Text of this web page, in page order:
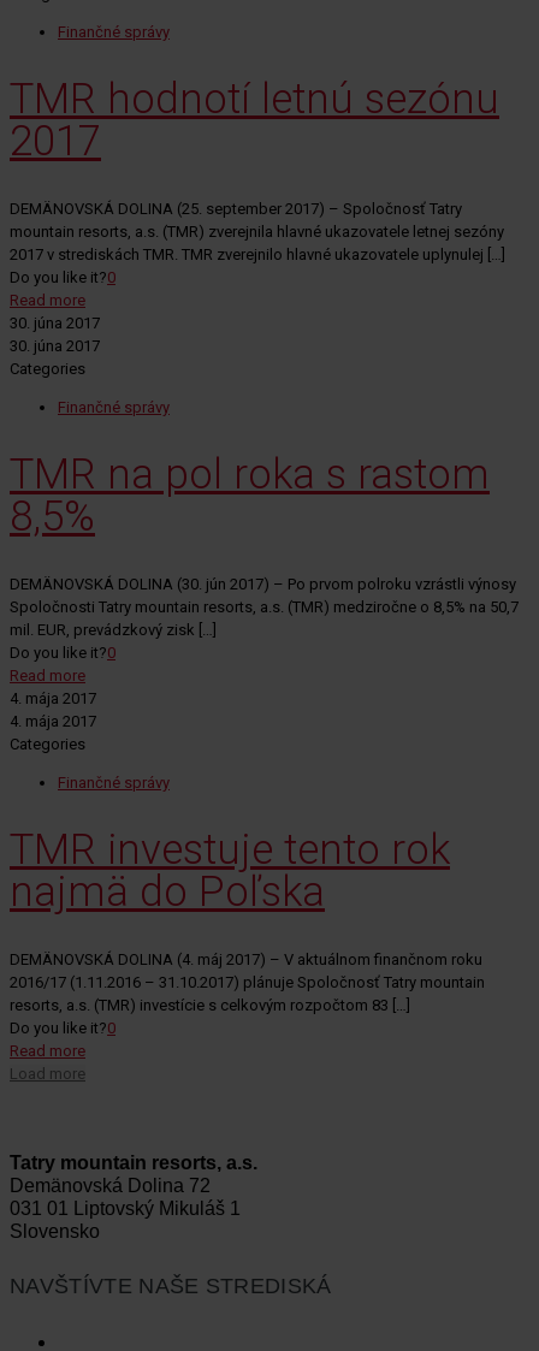
Finančné správy
TMR hodnotí letnú sezónu
2017
DEMÄNOVSKÁ DOLINA (25. september 2017) – Spoločnosť Tatry
mountain resorts, a.s. (TMR) zverejnila hlavné ukazovatele letnej sezóny
2017 v strediskách TMR. TMR zverejnilo hlavné ukazovatele uplynulej […]
Do you like it?0
Read more
30. júna 2017
30. júna 2017
Categories
Finančné správy
TMR na pol roka s rastom
8,5%
DEMÄNOVSKÁ DOLINA (30. jún 2017) – Po prvom polroku vzrástli výnosy
Spoločnosti Tatry mountain resorts, a.s. (TMR) medziročne o 8,5% na 50,7
mil. EUR, prevádzkový zisk […]
Do you like it?0
Read more
4. mája 2017
4. mája 2017
Categories
Finančné správy
TMR investuje tento rok
najmä do Poľska
DEMÄNOVSKÁ DOLINA (4. máj 2017) – V aktuálnom finančnom roku
2016/17 (1.11.2016 – 31.10.2017) plánuje Spoločnosť Tatry mountain
resorts, a.s. (TMR) investície s celkovým rozpočtom 83 […]
Do you like it?0
Read more
Load more
Tatry mountain resorts, a.s.
Demänovská Dolina 72
031 01 Liptovský Mikuláš 1
Slovensko
NAVŠTÍVTE NAŠE STREDISKÁ